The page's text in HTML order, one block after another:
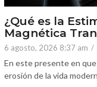
¿Qué es la
Magnética
6 agosto, 2026 8:37 am /
En este presente en
erosión de la vida